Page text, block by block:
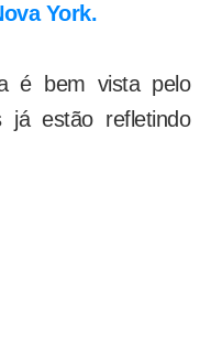
York.
é bem vista pelo
já estão refletindo